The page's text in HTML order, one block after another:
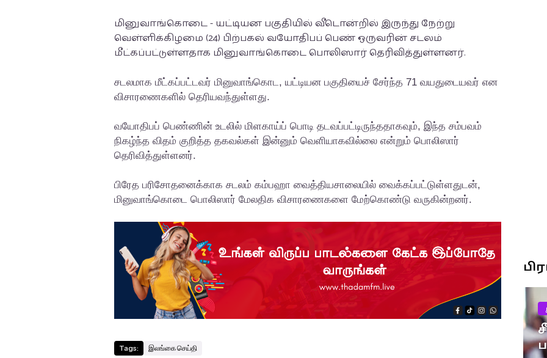
மினுவாங்கொடை - யட்டியன பகுதியில் வீடொன்றில் இருந்து நேற்று
வெள்ளிக்கிழமை (24) பிற்பகல் வயோதிபப் பெண் ஒருவரின் சடலம்
மீட்கப்பட்டுள்ளதாக மினுவாங்கொடை பொலிஸார் தெரிவித்துள்ளனர்.
சடலமாக மீட்கப்பட்டவர் மினுவாங்கொட, யட்டியன பகுதியைச் சேர்ந்த 71 வயதுடையவர் என
விசாரணைகளில் தெரியவந்துள்ளது.
வயோதிபப் பெண்ணின் உடலில் மிளகாய்ப் பொடி தடவப்பட்டிருந்ததாகவும், இந்த சம்பவம்
நிகழ்ந்த விதம் குறித்த தகவல்கள் இன்னும் வெளியாகவில்லை என்றும் பொலிஸார்
தெரிவித்துள்ளனர்.
பிரேத பரிசோதனைக்காக சடலம் கம்பஹா வைத்தியசாலையில் வைக்கப்பட்டுள்ளதுடன்,
மினுவாங்கொடை பொலிஸார் மேலதிக விசாரணைகளை மேற்கொண்டு வருகின்றனர்.
Tags: இலங்கை செய்தி